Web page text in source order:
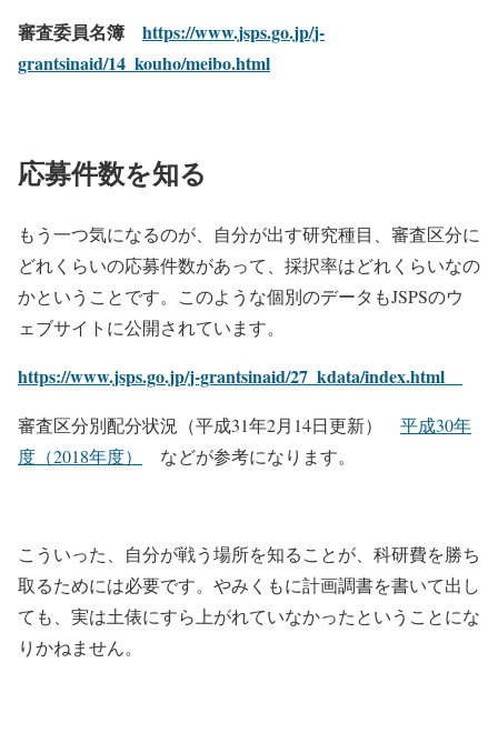
審査委員名簿 https://www.jsps.go.jp/j-
grantsinaid/14_kouho/meibo.html
応募件数を知る
もう一つ気になるのが、自分が出す研究種目、審査区分に
どれくらいの応募件数があって、採択率はどれくらいなの
かということです。このような個別のデータもJSPSのウ
ェブサイトに公開されています。
https://www.jsps.go.jp/j-grantsinaid/27_kdata/index.html
審査区分別配分状況（平成31年2月14日更新） 平成30年
度（2018年度）
などが参考になります。
こういった、自分が戦う場所を知ることが、科研費を勝ち
取るためには必要です。やみくもに計画調書を書いて出し
ても、実は土俵にすら上がれていなかったということにな
りかねません。